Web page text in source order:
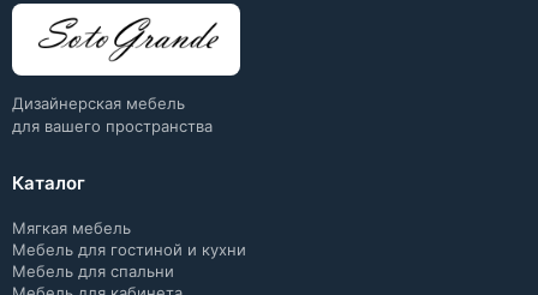
Дизайнерская мебель
для вашего пространства
Каталог
Мягкая мебель
Мебель для гостиной и кухни
Мебель для спальни